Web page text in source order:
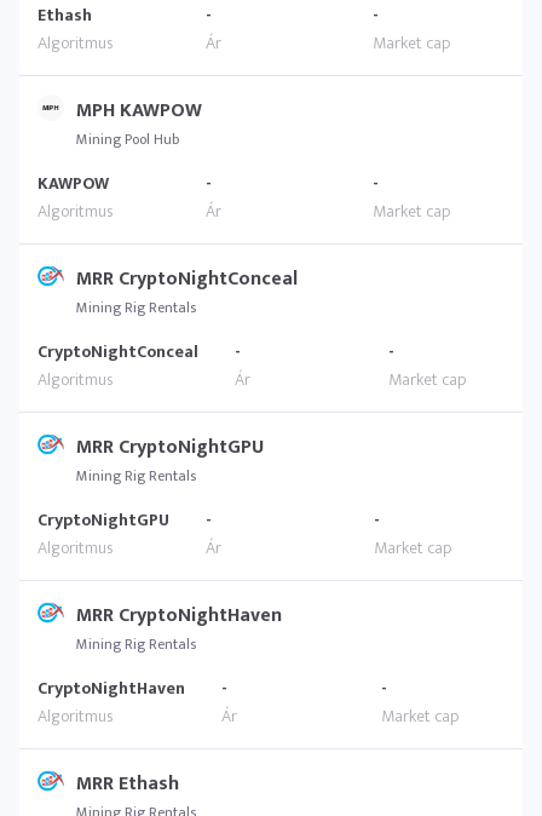
Ethash - -
MPH KAWPOW
Mining Pool Hub
KAWPOW - -
MRR CryptoNightConceal
Mining Rig Rentals
CryptoNightConceal - -
MRR CryptoNightGPU
Mining Rig Rentals
CryptoNightGPU - -
MRR CryptoNightHaven
Mining Rig Rentals
CryptoNightHaven - -
MRR Ethash